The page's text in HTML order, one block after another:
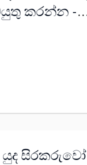
කරන්න -
යුද සිරකරුවෝ